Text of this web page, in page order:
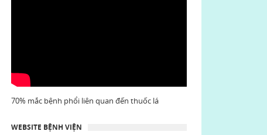
70% mắc bệnh phổi liên quan đến thuốc lá
WEBSITE BỆNH VIỆN